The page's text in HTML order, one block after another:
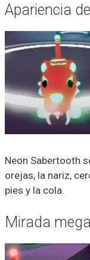
Apariencia
Neon Sabertooth
orejas, la nariz,
pies y la cola.
Mirada